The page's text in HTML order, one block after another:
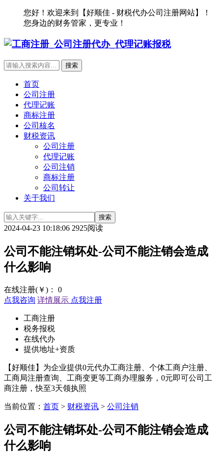
您好！欢迎来到【好顺佳 - 财税代办公司注册网站】！
您身边的财务管家，更专业！
首页
公司注册
代理记账
商标注册
公司核名
财税资讯
公司注册
代理记账
公司注销
商标注册
公司转让
关于我们
2024-04-23 10:18:06 2925阅读
公司不能注销坏处-公司不能注销会造成
什么影响
在线注册(￥)：
0
点我咨询 详情展示 点我注册
工商注册
税务报税
在线代办
提供地址+资质
【好顺佳】为企业提供0元代办工商注册、个体工商户注册、
工商局注册查询、工商变更等工商办理服务，0元即可公司工
商注册，快至3天领执照
当前位置： 首页 > 财税资讯 > 公司注销
公司不能注销坏处-公司不能注销会造成
什么影响